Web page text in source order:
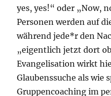
yes, yes!“ oder „Now,
Personen werden auf
während jede*r den
„eigentlich jetzt dort
Evangelisation wirkt
Glaubenssuche als wie
Gruppencoaching im